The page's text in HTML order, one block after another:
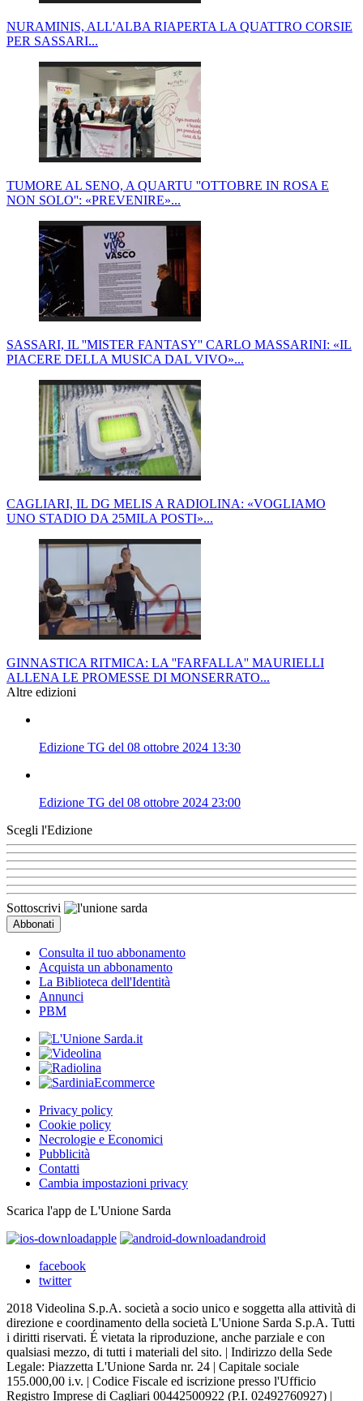
NURAMINIS, ALL'ALBA RIAPERTA LA QUATTRO CORSIE
PER SASSARI...
TUMORE AL SENO, A QUARTU ''OTTOBRE IN ROSA E
NON SOLO'': «PREVENIRE»...
SASSARI, IL ''MISTER FANTASY'' CARLO MASSARINI: «IL
PIACERE DELLA MUSICA DAL VIVO»...
CAGLIARI, IL DG MELIS A RADIOLINA: «VOGLIAMO
UNO STADIO DA 25MILA POSTI»...
GINNASTICA RITMICA: LA ''FARFALLA'' MAURIELLI
ALLENA LE PROMESSE DI MONSERRATO...
Altre edizioni
Edizione TG del 08 ottobre 2024 13:30
Edizione TG del 08 ottobre 2024 23:00
Scegli l'Edizione
Sottoscrivi
Consulta il tuo abbonamento
Acquista un abbonamento
La Biblioteca dell'Identità
Annunci
PBM
Privacy policy
Cookie policy
Necrologie e Economici
Pubblicità
Contatti
Cambia impostazioni privacy
Scarica l'app de L'Unione Sarda
apple
android
facebook
twitter
2018 Videolina S.p.A. società a socio unico e soggetta alla attività di
direzione e coordinamento della società L'Unione Sarda S.p.A. Tutti
i diritti riservati. É vietata la riproduzione, anche parziale e con
qualsiasi mezzo, di tutti i materiali del sito. | Indirizzo della Sede
Legale: Piazzetta L'Unione Sarda nr. 24 | Capitale sociale
155.000,00 i.v. | Codice Fiscale ed iscrizione presso l'Ufficio
Registro Imprese di Cagliari 00442500922 (P.I. 02492760927) |